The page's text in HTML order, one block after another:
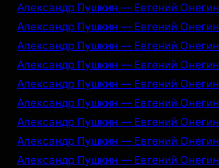
Александр Пушкин — Евгений Онегин
Александр Пушкин — Евгений Онегин
Александр Пушкин — Евгений Онегин
Александр Пушкин — Евгений Онегин
Александр Пушкин — Евгений Онегин
Александр Пушкин — Евгений Онегин
Александр Пушкин — Евгений Онегин
Александр Пушкин — Евгений Онегин
Александр Пушкин — Евгений Онегин